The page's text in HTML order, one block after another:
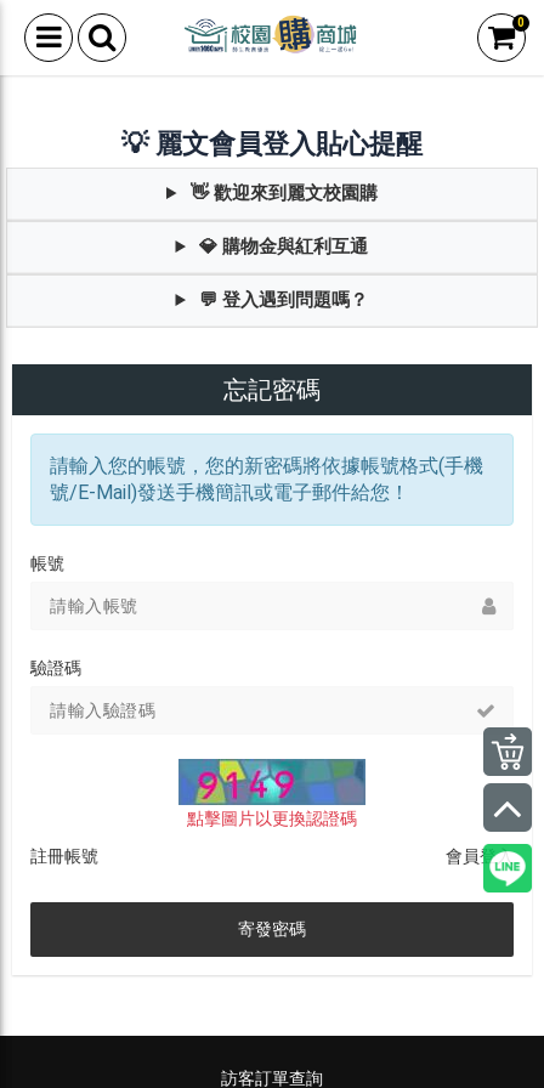
0
💡 麗文會員登入貼心提醒
👋 歡迎來到麗文校園購
💎 購物金與紅利互通
💬 登入遇到問題嗎？
忘記密碼
請輸入您的帳號，您的新密碼將依據帳號格式(手機
號/E-Mail)發送手機簡訊或電子郵件給您！
帳號
驗證碼
點擊圖片以更換認證碼
註冊帳號 會員登入
寄發密碼
訪客訂單查詢